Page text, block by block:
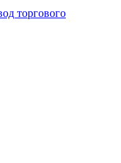
торгового